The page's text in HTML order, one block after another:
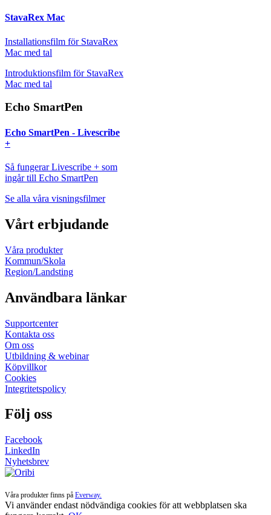
StavaRex Mac
Installationsfilm för StavaRex
Mac med tal
Introduktionsfilm för StavaRex
Mac med tal
Echo SmartPen
Echo SmartPen - Livescribe
+
Så fungerar Livescribe + som
ingår till Echo SmartPen
Se alla våra visningsfilmer
Vårt erbjudande
Våra produkter
Kommun/Skola
Region/Landsting
Användbara länkar
Supportcenter
Kontakta oss
Om oss
Utbildning & webinar
Köpvillkor
Cookies
Integritetspolicy
Följ oss
Facebook
LinkedIn
Nyhetsbrev
Våra produkter finns på Everway.
Vi använder endast nödvändiga cookies för att webbplatsen ska